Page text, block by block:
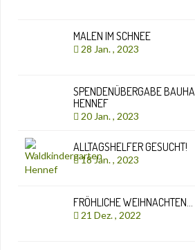
MALEN IM SCHNEE
28 Jan. , 2023
SPENDENÜBERGABE
HENNEF
20 Jan. , 2023
ALLTAGSHELFER GESUCHT!
18 Jan. , 2023
FRÖHLICHE WEIHNACHTEN…
21 Dez. , 2022